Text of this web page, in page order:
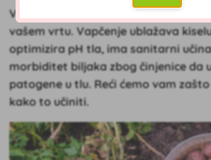
Vapnenje tla važan je
korak u
vašem vrtu. Vapčenje ublažava
optimizira pH tla, ima sanitarni
morbiditet biljaka zbog činjenice da
patogene u tlu. Reći ćemo vam
kako to učiniti.